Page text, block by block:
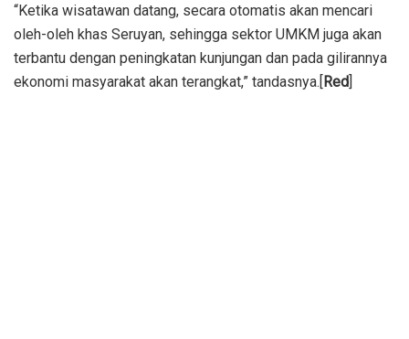
“Ketika wisatawan datang, secara otomatis akan mencari
oleh-oleh khas Seruyan, sehingga sektor UMKM juga akan
terbantu dengan peningkatan kunjungan dan pada gilirannya
ekonomi masyarakat akan terangkat,” tandasnya.[Red]